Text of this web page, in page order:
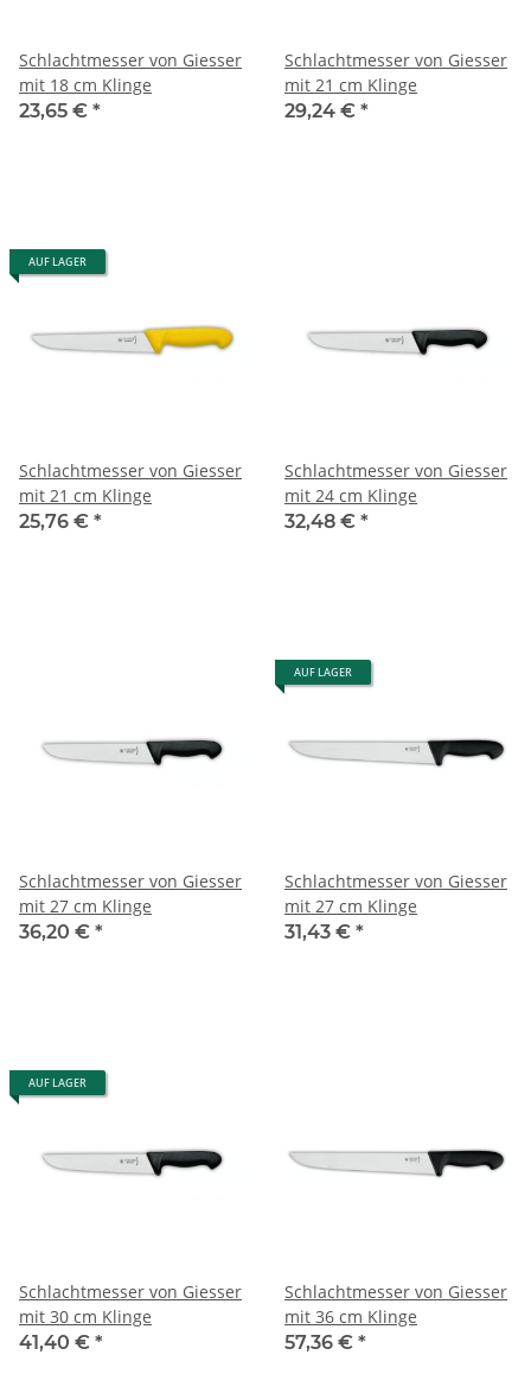
Schlachtmesser von Giesser
mit 18 cm Klinge
23,65 € *
Schlachtmesser von Giesser
mit 21 cm Klinge
29,24 € *
AUF LAGER
Schlachtmesser von Giesser
mit 21 cm Klinge
25,76 € *
Schlachtmesser von Giesser
mit 24 cm Klinge
32,48 € *
Schlachtmesser von Giesser
mit 27 cm Klinge
36,20 € *
AUF LAGER
Schlachtmesser von Giesser
mit 27 cm Klinge
31,43 € *
AUF LAGER
Schlachtmesser von Giesser
mit 30 cm Klinge
41,40 € *
Schlachtmesser von Giesser
mit 36 cm Klinge
57,36 € *